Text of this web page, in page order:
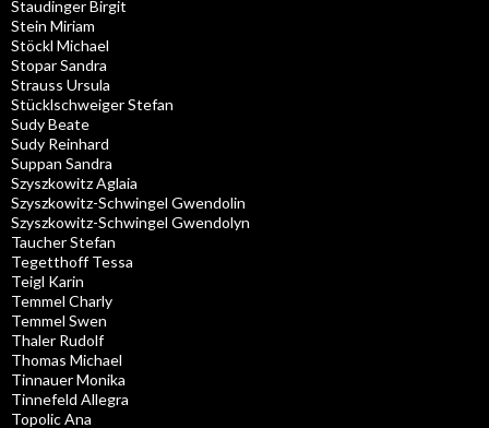
Staudinger Birgit
Stein Miriam
Stöckl Michael
Stopar Sandra
Strauss Ursula
Stücklschweiger Stefan
Sudy Beate
Sudy Reinhard
Suppan Sandra
Szyszkowitz Aglaia
Szyszkowitz-Schwingel Gwendolin
Szyszkowitz-Schwingel Gwendolyn
Taucher Stefan
Tegetthoff Tessa
Teigl Karin
Temmel Charly
Temmel Swen
Thaler Rudolf
Thomas Michael
Tinnauer Monika
Tinnefeld Allegra
Topolic Ana